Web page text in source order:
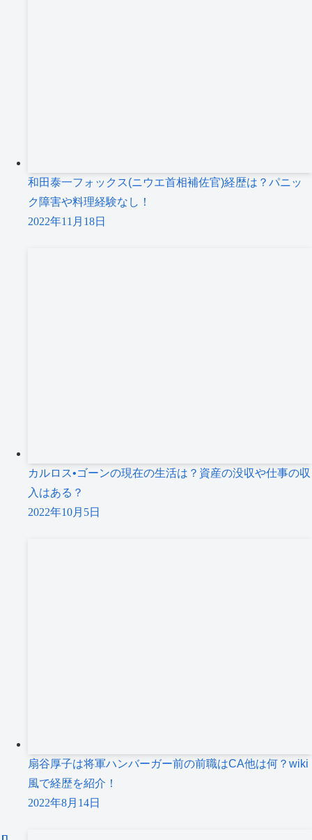
和田泰一フォックス(ニウエ首相補佐官)経歴は？パニッ
ク障害や料理経験なし！
2022年11月18日
カルロス•ゴーンの現在の生活は？資産の没収や仕事の収
入はある？
2022年10月5日
扇谷厚子は将軍ハンバーガー前の前職はCA他は何？wiki
風で経歴を紹介！
2022年8月14日